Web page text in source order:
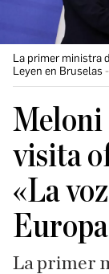
La primer ministra
Leyen en Bruselas
Meloni
visita
«La
La primer